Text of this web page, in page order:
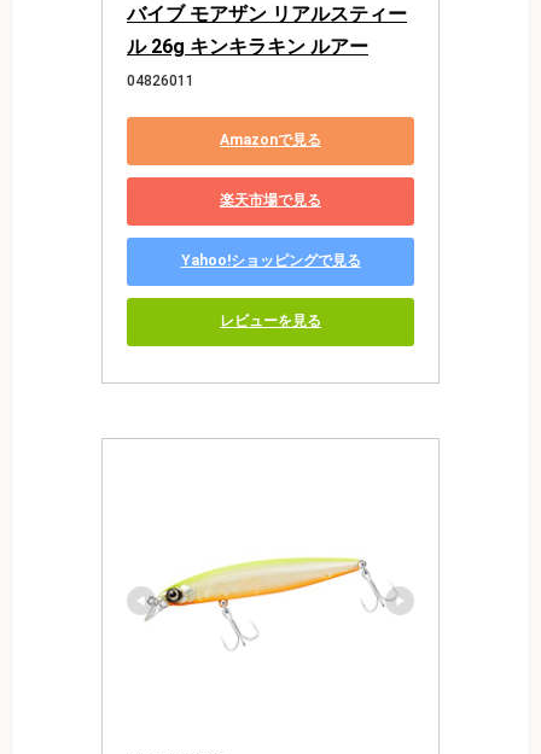
バイブ モアザン リアルスティー
ル 26g キンキラキン ルアー
04826011
Amazonで見る
楽天市場で見る
Yahoo!ショッピングで見る
レビューを見る